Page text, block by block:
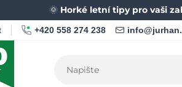
🌞 Horké letní tipy pro vaši
+420 558 274 238